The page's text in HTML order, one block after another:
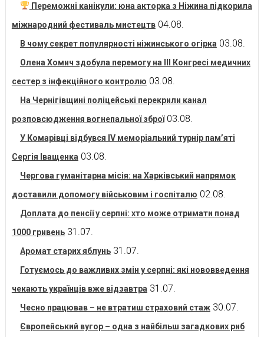
Переможні канікули: юна акторка з Ніжина підкорила
міжнародний фестиваль мистецтв 04.08.
В чому секрет популярності ніжинського огірка 03.08.
Олена Хомич здобула перемогу на ІІІ Конгресі медичних
сестер з інфекційного контролю 03.08.
На Чернігівщині поліцейські перекрили канал
розповсюдження вогнепальної зброї 03.08.
У Комарівці відбувся IV меморіальний турнір пам’яті
Сергія Іващенка 03.08.
Чергова гуманітарна місія: на Харківський напрямок
доставили допомогу військовим і госпіталю 02.08.
Доплата до пенсії у серпні: хто може отримати понад
1000 гривень 31.07.
Аромат старих яблунь 31.07.
Готуємось до важливих змін у серпні: які нововведення
чекають українців вже відзавтра 31.07.
Чесно працював – не втратиш страховий стаж 30.07.
Європейський вугор – одна з найбільш загадкових риб